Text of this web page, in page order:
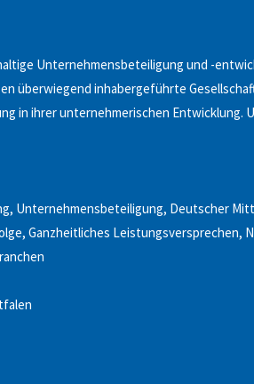
Unternehmensbeteiligung und -
überwiegend inhabergeführte
in ihrer unternehmerischen Entwicklung.
Unternehmensbeteiligung, Deutscher
Ganzheitliches Leistungsversprechen,